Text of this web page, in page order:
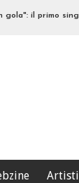
il primo singolo
Artisti